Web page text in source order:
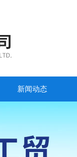
新闻动态